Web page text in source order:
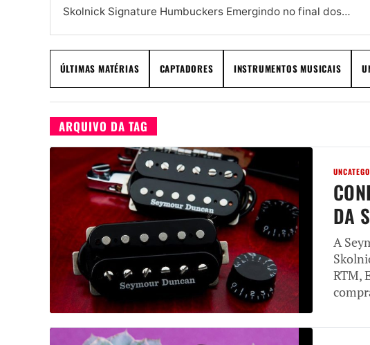
Skolnick Signature Humbuckers Emergindo no final dos
ÚLTIMAS MATÉRIAS CAPTADORES INSTRUMENTOS MUSICAIS
ARQUIVO DA TAG
DA
A
RTM,